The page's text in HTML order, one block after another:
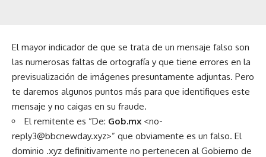
El mayor indicador de que se trata de un mensaje falso son
las numerosas faltas de ortografía y que tiene errores en la
previsualización de imágenes presuntamente adjuntas. Pero
te daremos algunos puntos más para que identifiques este
mensaje y no caigas en su fraude.
El remitente es “De: Gob.mx <no-
reply3@bbcnewday.xyz>” que obviamente es un falso. El
dominio .xyz definitivamente no pertenecen al Gobierno de